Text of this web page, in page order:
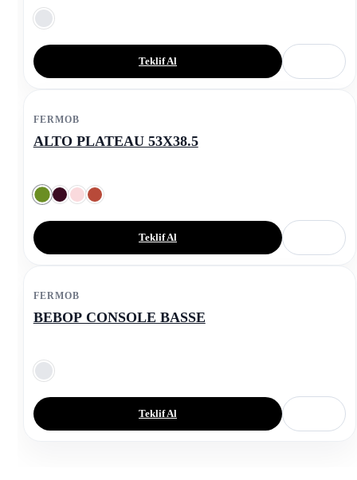
Teklif Al
FERMOB
ALTO PLATEAU 53X38.5
Teklif Al
FERMOB
BEBOP CONSOLE BASSE
Teklif Al